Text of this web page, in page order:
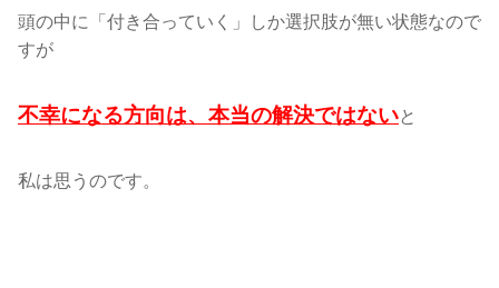
頭の中に「付き合っていく」しか選択肢が無い状態なので
すが
不幸になる方向は、本当の解決ではないと
私は思うのです。